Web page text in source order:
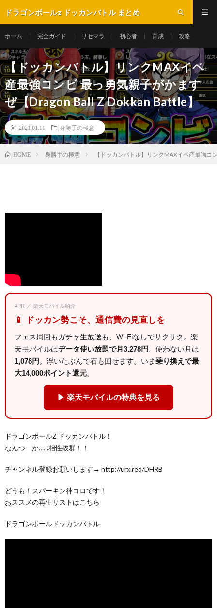
ドラゴンボールz ドッカンバトル まとめ
ホーム 完全ガイド リセマラ 初心者 育成 攻略
【ドッカンバトル】リンクMAXイベ
産最強コンビ 最っ勇気親子がかます
ぜ【Dragon Ball Z Dokkan Battle】
2021.01.11 身勝手の極意
HOME 身勝手の極意 【ドッカンバトル】リンクMAXイベ産最強コ
#PR ／ 楽天モバイル紹介
📱 ドッカン勢こそ、通信費の見直しを
フェス周回もガチャ生放送も、Wi-Fiなしでサクサク。楽
天モバイルはデータ使い放題で月3,278円
、使わない月は
1,078円 。浮いたぶんで石も回せます。いま乗り換えで最
大14,000ポイント還元。
▶ 楽天モバイルの特典を見る
ドラゴンボールZ ドッカンバトル！
なんつーか……相性抜群！！
チャンネル登録お願いします→ http://urx.red/DHRB
どうも！スパーキン神コロです！
おススメの再生リストはこちら
ドラゴンボールドッカンバトル